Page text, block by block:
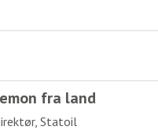
fra land
Statoil